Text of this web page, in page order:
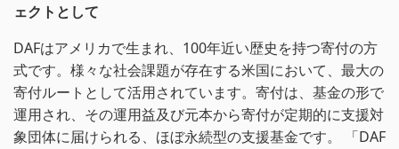
ェクトとして
DAFはアメリカで生まれ、100年近い歴史を持つ寄付の方
式です。様々な社会課題が存在する米国において、最大の
寄付ルートとして活用されています。寄付は、基金の形で
運用され、その運用益及び元本から寄付が定期的に支援対
象団体に届けられる、ほぼ永続型の支援基金です。 「DAF